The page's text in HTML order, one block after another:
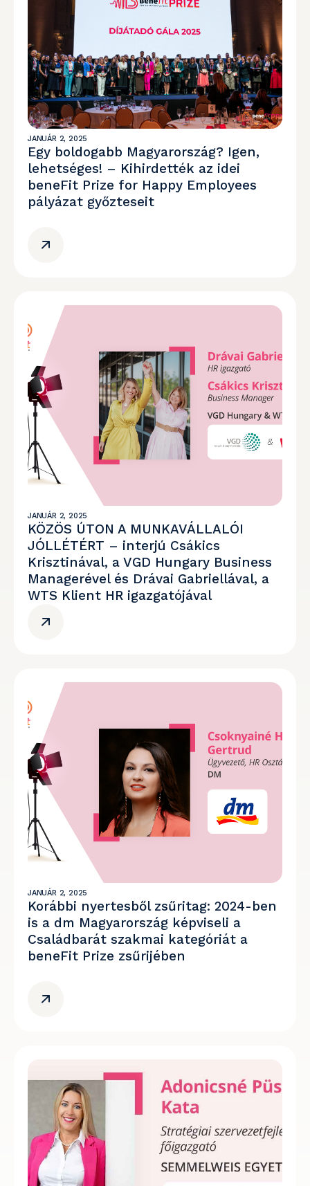
JANUÁR 2, 2025
Egy boldogabb Magyarország? Igen,
lehetséges! – Kihirdették az idei
beneFit Prize for Happy Employees
pályázat győzteseit
JANUÁR 2, 2025
KÖZÖS ÚTON A MUNKAVÁLLALÓI
JÓLLÉTÉRT – interjú Csákics
Krisztinával, a VGD Hungary Business
Managerével és Drávai Gabriellával, a
WTS Klient HR igazgatójával
JANUÁR 2, 2025
Korábbi nyertesből zsűritag: 2024-ben
is a dm Magyarország képviseli a
Családbarát szakmai kategóriát a
beneFit Prize zsűrijében